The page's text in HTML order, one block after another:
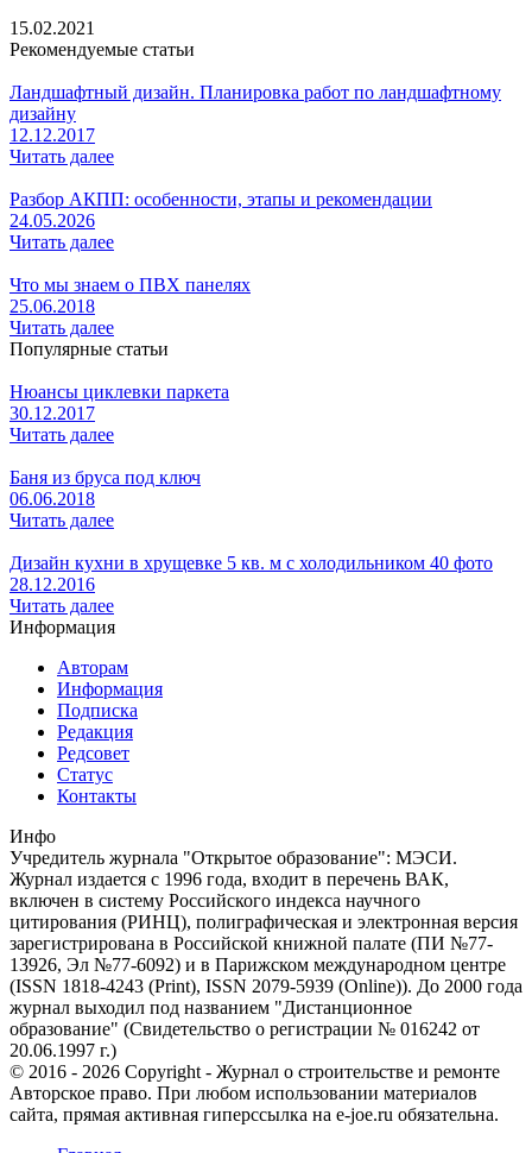
15.02.2021
Рекомендуемые статьи
Ландшафтный дизайн. Планировка работ по ландшафтному
дизайну
12.12.2017
Читать далее
Разбор АКПП: особенности, этапы и рекомендации
24.05.2026
Читать далее
Что мы знаем о ПВХ панелях
25.06.2018
Читать далее
Популярные статьи
Нюансы циклевки паркета
30.12.2017
Читать далее
Баня из бруса под ключ
06.06.2018
Читать далее
Дизайн кухни в хрущевке 5 кв. м с холодильником 40 фото
28.12.2016
Читать далее
Информация
Авторам
Информация
Подписка
Редакция
Редсовет
Статус
Контакты
Инфо
Учредитель журнала "Открытое образование": МЭСИ.
Журнал издается с 1996 года, входит в перечень ВАК,
включен в систему Российского индекса научного
цитирования (РИНЦ), полиграфическая и электронная версия
зарегистрирована в Российской книжной палате (ПИ №77-
13926, Эл №77-6092) и в Парижском международном центре
(ISSN 1818-4243 (Print), ISSN 2079-5939 (Online)). До 2000 года
журнал выходил под названием "Дистанционное
образование" (Свидетельство о регистрации № 016242 от
20.06.1997 г.)
© 2016 - 2026 Copyright - Журнал о строительстве и ремонте
Авторское право. При любом использовании материалов
сайта, прямая активная гиперссылка на e-joe.ru обязательна.